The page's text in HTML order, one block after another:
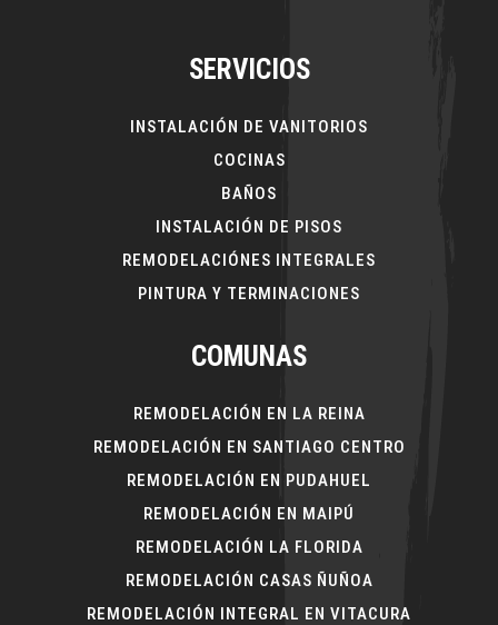
SERVICIOS
INSTALACIÓN DE VANITORIOS
COCINAS
BAÑOS
INSTALACIÓN DE PISOS
REMODELACIÓNES INTEGRALES
PINTURA Y TERMINACIONES
COMUNAS
REMODELACIÓN EN LA REINA
REMODELACIÓN EN SANTIAGO CENTRO
REMODELACIÓN EN PUDAHUEL
REMODELACIÓN EN MAIPÚ
REMODELACIÓN LA FLORIDA
REMODELACIÓN CASAS ÑUÑOA
REMODELACIÓN INTEGRAL EN VITACURA